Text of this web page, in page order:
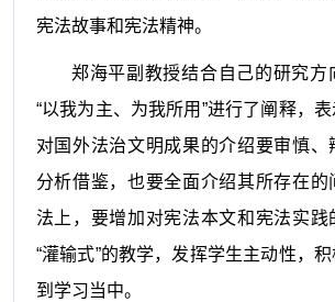
宪法故事和宪法精神。
郑海平副教授结合自己的研究方
“以我为主、为我所用”进行了阐释，
对国外法治文明成果的介绍要审慎、
分析借鉴，也要全面介绍其所存在的
法上，要增加对宪法本文和宪法实践
“灌输式”的教学，发挥学生主动性，
到学习当中。